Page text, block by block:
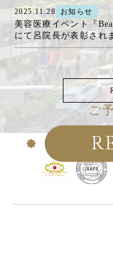
2025.11.28 お知らせ
美容医療イベント『
にて呂院長が表彰され
ご